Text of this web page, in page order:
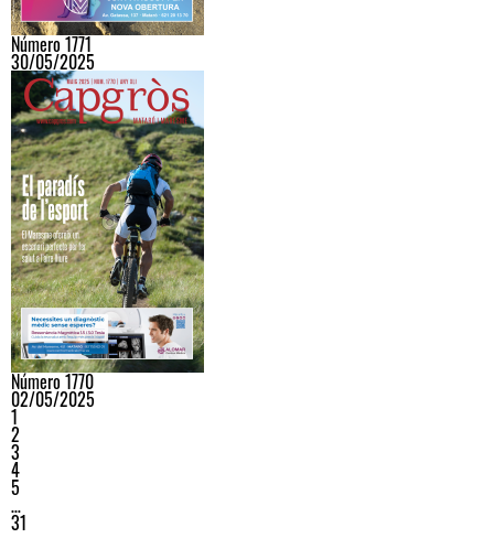
Número 1771
30/05/2025
Número 1770
02/05/2025
1
2
3
4
5
…
31